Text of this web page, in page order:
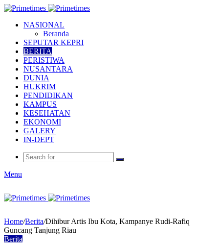
NASIONAL
Beranda
SEPUTAR KEPRI
BERITA
PERISTIWA
NUSANTARA
DUNIA
HUKRIM
PENDIDIKAN
KAMPUS
KESEHATAN
EKONOMI
GALERY
IN-DEPT
Menu
Home/Berita/Dihibur Artis Ibu Kota, Kampanye Rudi-Rafiq
Guncang Tanjung Riau
Berita